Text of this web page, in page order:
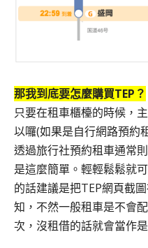
那我到底要怎麼購買TEP？
只要在租車櫃檯的時候，
以囉(如果是自行網路預約
透過旅行社預約租車通常
是這麼簡單。輕輕鬆鬆就
的話建議是把TEP網頁截
知，不然一般租車是不會
次，沒租借的話就會當作